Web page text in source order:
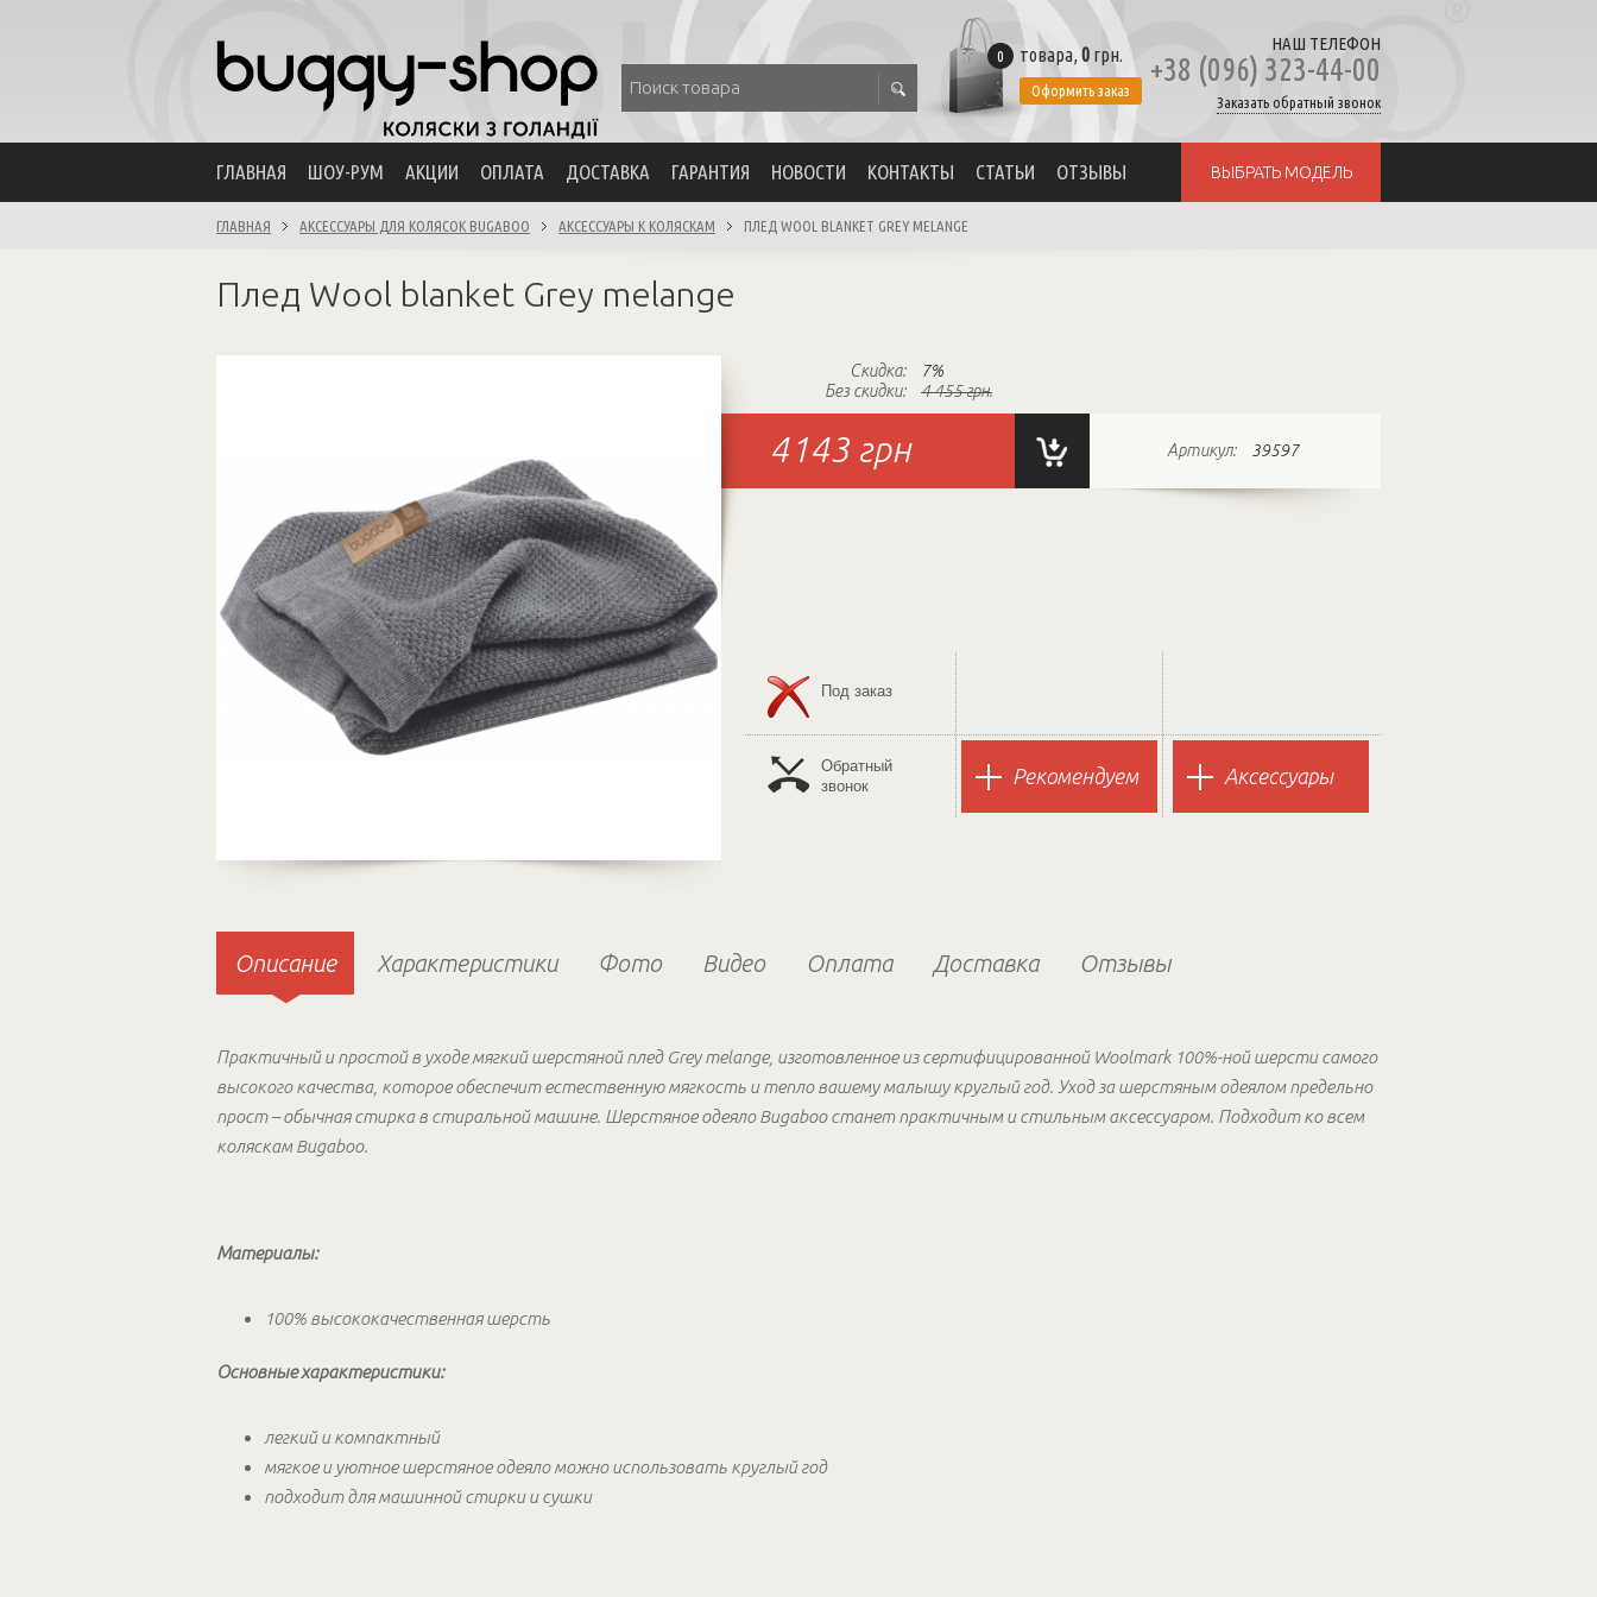
0 товара, 0 грн.
Оформить заказ
НАШ ТЕЛЕФОН
+38 (096) 323-44-00
Заказать обратный звонок
ГЛАВНАЯ ШОУ-РУМ АКЦИИ ОПЛАТА ДОСТАВКА ГАРАНТИЯ НОВОСТИ КОНТАКТЫ СТАТЬИ ОТЗЫВЫ ВЫБРАТЬ МОДЕЛЬ
ГЛАВНАЯ АКСЕССУАРЫ ДЛЯ КОЛЯСОК BUGABOO АКСЕССУАРЫ К КОЛЯСКАМ ПЛЕД WOOL BLANKET GREY MELANGE
Плед Wool blanket Grey melange
Скидка:
7%
Без скидки:
4 455 грн.
4143 грн Артикул: 39597
Под заказ
Обратный
звонок
Рекомендуем Аксессуары
Описание Характеристики Фото Видео Оплата Доставка Отзывы
Практичный и простой в уходе мягкий шерстяной плед Grey melange, изготовленное из сертифицированной Woolmark 100%-ной шерсти самого
высокого качества, которое обеспечит естественную мягкость и тепло вашему малышу круглый год. Уход за шерстяным одеялом предельно
прост – обычная стирка в стиральной машине. Шерстяное одеяло Bugaboo станет практичным и стильным аксессуаром. Подходит ко всем
коляскам Bugaboo.
Материалы:
100% высококачественная шерсть
Основные характеристики:
легкий и компактный
мягкое и уютное шерстяное одеяло можно использовать круглый год
подходит для машинной стирки и сушки